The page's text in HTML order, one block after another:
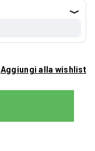
Aggiungi alla wishlist